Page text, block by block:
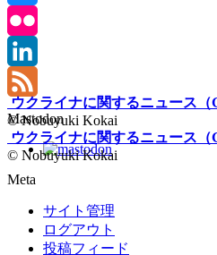
Bluesky
Flickr
LinkedIn
Feed
Mastodon
Meta
サイト管理
ログアウト
投稿フィード
ウクライナに関するニュース（
© Nobuyuki Kokai
ウクライナに関するニュース（
© Nobuyuki Kokai